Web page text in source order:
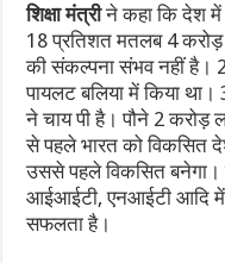
शिक्षा मंत्रीने कहा कि देश
18 प्रतिशत मतलब 4 करोड़
की संकल्पना संभव नहीं है।
पायलट बलिया में किया था।
ने चाय पी है। पौने 2 करोड़
से पहले भारत को विकसित
उससे पहले विकसित बनेगा।
आईआईटी, एनआईटी आदि में
सफलता है।